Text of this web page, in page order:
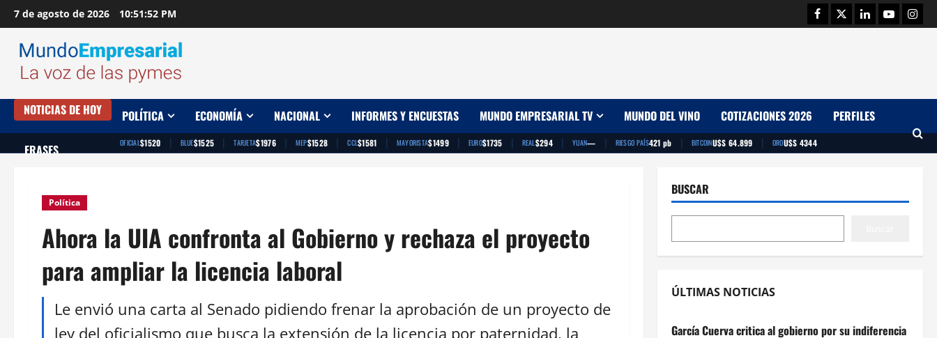
Saltar
al
contenido
7 de agosto de 2026 10:51:53 PM Facebook
TwitterLinkedinYoutube
NOTICIAS DE HOY POLÍTICA ECONOMÍA NACIONAL INFORMES Y ENCUESTAS MUNDO EMPRESARIAL TV MUNDO DEL VINO COTIZACIONES 2026 PERFILES
FRASES OFICIAL$1520 | BLUE$1525 | TARJETA$1976 | MEP$1528 | CCL$1581 | MAYORISTA$1499 | EURO$1735 | REAL$294 | YUAN— | RIESGO PAÍS421 pb | BITCOINU$S 64.899 | OROU$S 4344
Política
Ahora la UIA confronta al Gobierno y rechaza el proyecto
para ampliar la licencia laboral
Le envió una carta al Senado pidiendo frenar la aprobación de un proyecto de
ley del oficialismo que busca la extensión de la licencia por paternidad, la
BUSCAR
ÚLTIMAS NOTICIAS
García Cuerva critica al gobierno por su indiferencia